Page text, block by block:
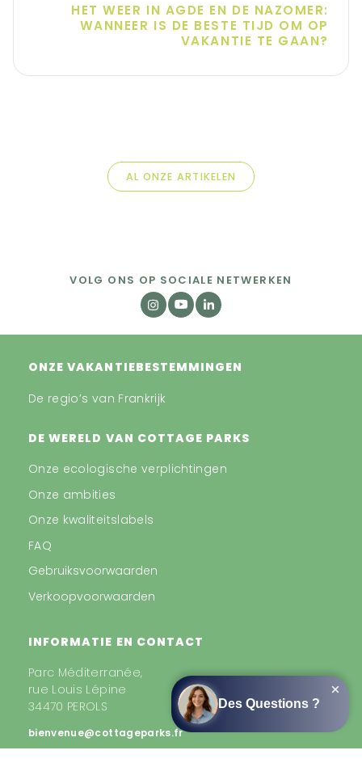
HET WEER IN AGDE EN DE NAZOMER:
WANNEER IS DE BESTE TIJD OM OP
VAKANTIE TE GAAN?
AL ONZE ARTIKELEN
VOLG ONS OP SOCIALE NETWERKEN
ONZE VAKANTIEBESTEMMINGEN
De regio’s van Frankrijk
DE WERELD VAN COTTAGE PARKS
Onze ecologische verplichtingen
Onze ambities
Onze kwaliteitslabels
FAQ
Gebruiksvoorwaarden
Verkoopvoorwaarden
INFORMATIE EN CONTACT
Parc Méditerranée,
rue Louis Lépine
34470 PEROLS
bienvenue@cottageparks.fr